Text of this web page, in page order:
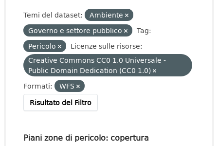
Temi del dataset:
Ambiente
Governo e settore pubblico
Tag:
Pericolo
Licenze sulle risorse:
Creative Commons CC0 1.0 Universale -
Public Domain Dedication (CC0 1.0)
Formati:
WFS
Risultato del Filtro
Piani zone di pericolo: copertura